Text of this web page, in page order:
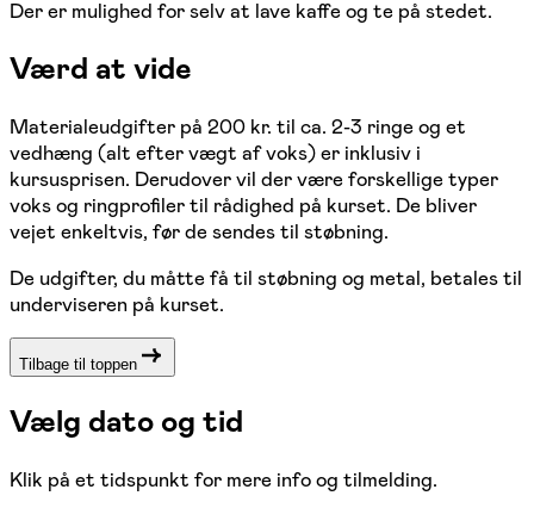
Der er mulighed for selv at lave kaffe og te på stedet.
Værd at vide
Materialeudgifter på 200 kr. til ca. 2-3 ringe og et
vedhæng (alt efter vægt af voks) er inklusiv i
kursusprisen. Derudover vil der være forskellige typer
voks og ringprofiler til rådighed på kurset. De bliver
vejet enkeltvis, før de sendes til støbning.
De udgifter, du måtte få til støbning og metal, betales til
underviseren på kurset.
Tilbage til toppen
Vælg dato og tid
Klik på et tidspunkt for mere info og tilmelding.